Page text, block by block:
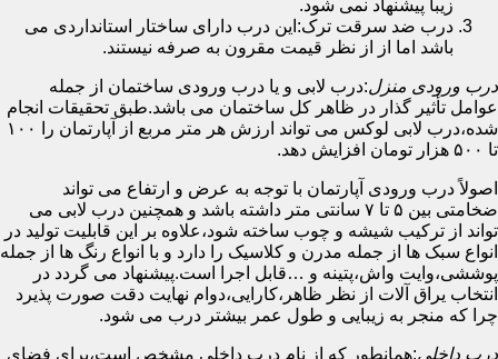
زیبا پیشنهاد نمی شود.
درب ضد سرقت ترک:این درب دارای ساختار استانداردی می
باشد اما از از نظر قیمت مقرون به صرفه نیستند.
درب ورودی منزل:درب لابی و یا درب ورودی ساختمان از جمله
عوامل تأثیر گذار در ظاهر کل ساختمان می باشد.طبق تحقیقات انجام
شده،درب لابی لوکس می تواند ارزش هر متر مربع از آپارتمان را ۱۰۰
تا ۵۰۰ هزار تومان افزایش دهد.
اصولاً درب ورودی آپارتمان با توجه به عرض و ارتفاع می تواند
ضخامتی بین ۵ تا ۷ سانتی متر داشته باشد و همچنین درب لابی می
تواند از ترکیب شیشه و چوب ساخته شود،علاوه بر این قابلیت تولید در
انواع سبک ها از جمله مدرن و کلاسیک را دارد و با انواع رنگ ها از جمله
پوششی،وایت واش،پتینه و …قابل اجرا است.پیشنهاد می گردد در
انتخاب یراق آلات از نظر ظاهر،کارایی،دوام نهایت دقت صورت پذیرد
چرا که منجر به زیبایی و طول عمر بیشتر درب می شود.
درب داخلی:همانطور که از نام درب داخلی مشخص است،برای فضای